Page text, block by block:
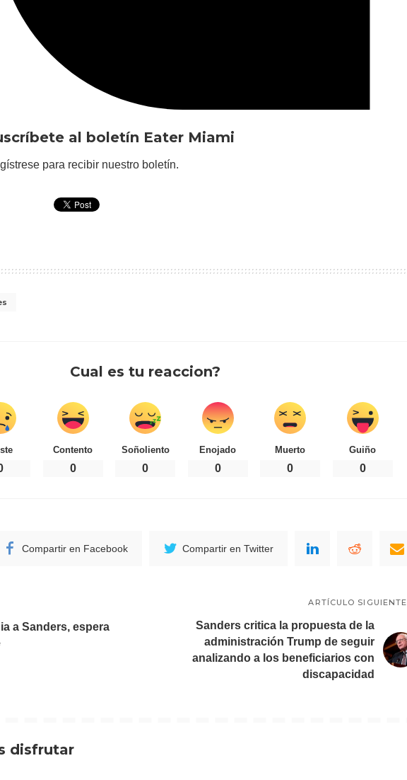
al boletín Eater Miami
para recibir nuestro boletín.
Cual es tu reaccion?
Contento
0
Soñoliento
0
Enojado
0
Muerto
0
Guiño
0
Compartir en Facebook Compartir en Twitter
a Sanders, espera
ARTÍCULO SIGUIENTE
Sanders critica la propuesta de la
administración Trump de seguir
analizando a los beneficiarios con
discapacidad
disfrutar